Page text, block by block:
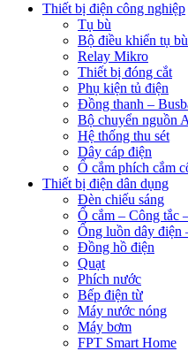
Thiết bị điện công nghiệp
Tụ bù
Bộ điều khiển tụ bù
Relay Mikro
Thiết bị đóng cắt
Phụ kiện tủ điện
Đồng thanh –
Bộ chuyển nguồn
Hệ thống thu sét
Dây cáp điện
Ổ cắm phích cắm
Thiết bị điện dân dụng
Đèn chiếu sáng
Ổ cắm – Công tắc
Ống luồn dây điện
Đồng hồ điện
Quạt
Phích nước
Bếp điện từ
Máy nước nóng
Máy bơm
FPT Smart Home